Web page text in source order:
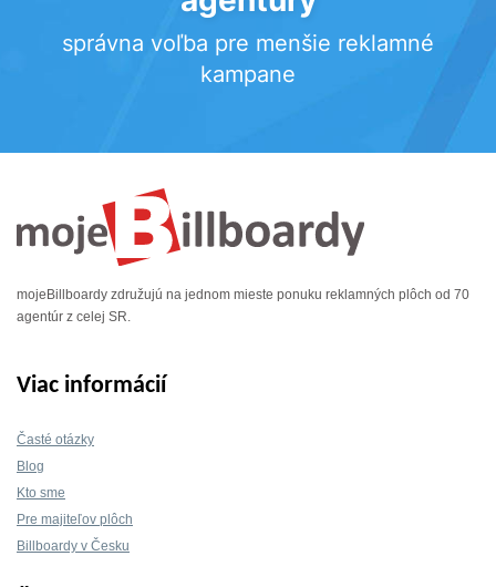
správna voľba pre menšie reklamné
kampane
mojeBillboardy združujú na jednom mieste ponuku reklamných plôch od 70
agentúr z celej SR.
Viac informácií
Časté otázky
Blog
Kto sme
Pre majiteľov plôch
Billboardy v Česku